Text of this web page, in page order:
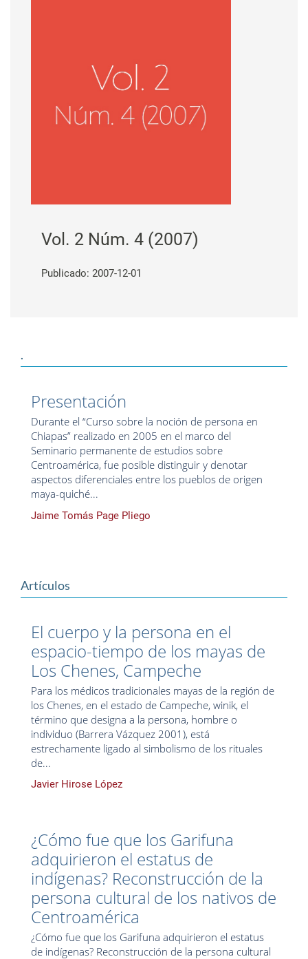
Vol. 2 Núm. 4 (2007)
Publicado: 2007-12-01
.
Presentación
Durante el “Curso sobre la noción de persona en
Chiapas” realizado en 2005 en el marco del
Seminario permanente de estudios sobre
Centroamérica, fue posible distinguir y denotar
aspectos diferenciales entre los pueblos de origen
maya-quiché...
Jaime Tomás Page Pliego
Artículos
El cuerpo y la persona en el
espacio-tiempo de los mayas de
Los Chenes, Campeche
Para los médicos tradicionales mayas de la región de
los Chenes, en el estado de Campeche, winik, el
término que designa a la persona, hombre o
individuo (Barrera Vázquez 2001), está
estrechamente ligado al simbolismo de los rituales
de...
Javier Hirose López
¿Cómo fue que los Garifuna
adquirieron el estatus de
indígenas? Reconstrucción de la
persona cultural de los nativos de
Centroamérica
¿Cómo fue que los Garifuna adquirieron el estatus
de indígenas? Reconstrucción de la persona cultural